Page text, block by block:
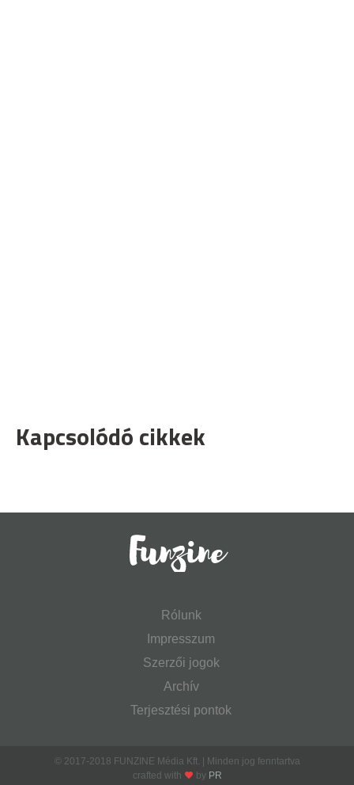
Kapcsolódó cikkek
Rólunk
Impresszum
Szerzői jogok
Archív
Terjesztési pontok
© 2017-2018 FUNZINE Média Kft. | Minden jog fenntartva
crafted with
by PR